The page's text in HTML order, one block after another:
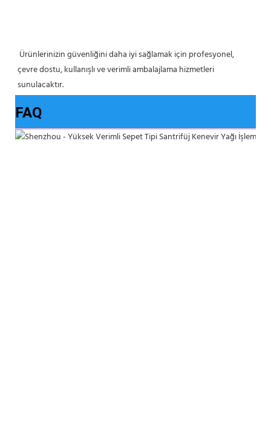
çevre dostu, kullanışlı ve verimli ambalajlama hizmetleri
sunulacaktır.
FAQ